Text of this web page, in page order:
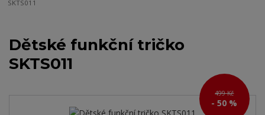
SKTS011
Dětské funkční tričko
SKTS011
499 Kč
- 50 %